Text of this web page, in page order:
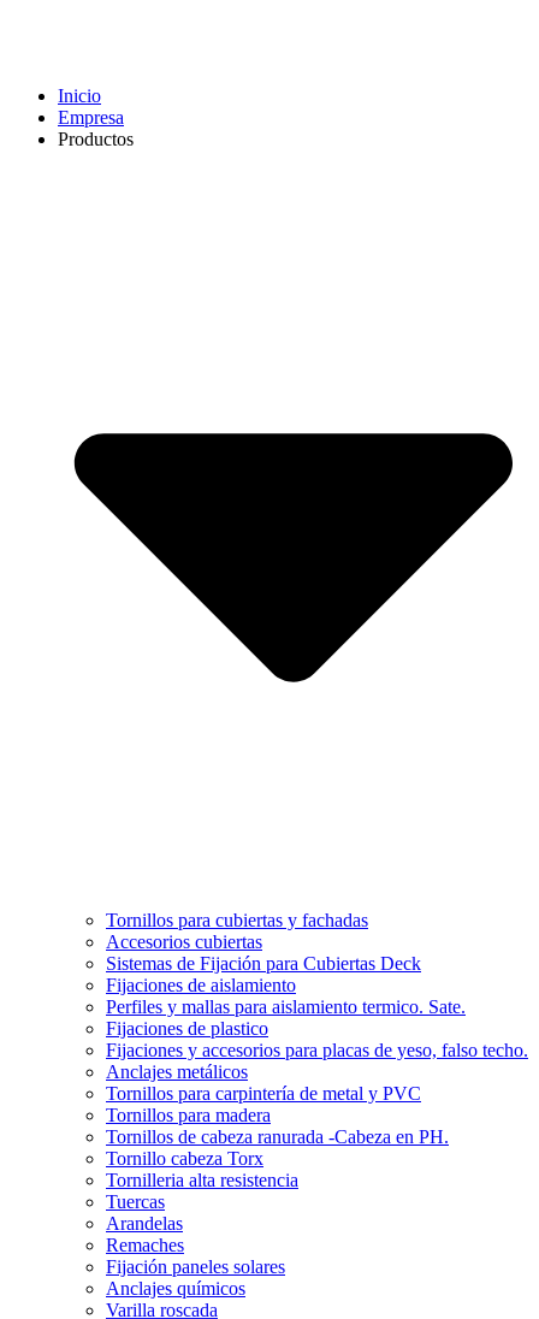
Inicio
Empresa
Productos
Tornillos para cubiertas y fachadas
Accesorios cubiertas
Sistemas de Fijación para Cubiertas Deck
Fijaciones de aislamiento
Perfiles y mallas para aislamiento termico. Sate.
Fijaciones de plastico
Fijaciones y accesorios para placas de yeso, falso techo.
Anclajes metálicos
Tornillos para carpintería de metal y PVC
Tornillos para madera
Tornillos de cabeza ranurada -Cabeza en PH.
Tornillo cabeza Torx
Tornilleria alta resistencia
Tuercas
Arandelas
Remaches
Fijación paneles solares
Anclajes químicos
Varilla roscada